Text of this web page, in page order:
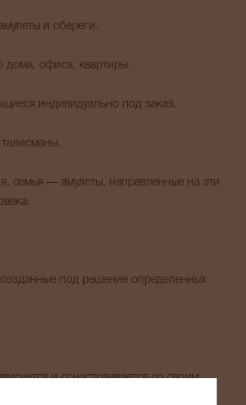
и обереги.
дома, офиса, квартиры.
индивидуально под заказ.
семья — амулеты, направленные на эти
под решение определенных
и сонастраивается со своим